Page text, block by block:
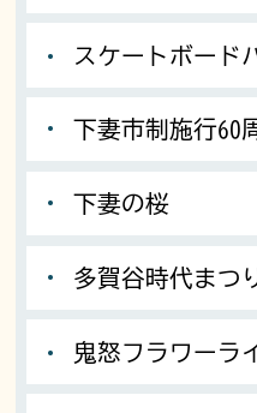
スケートボード
下妻市制施行60
下妻の桜
多賀谷時代まつ
鬼怒フラワーラ